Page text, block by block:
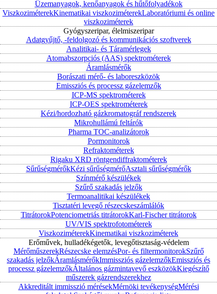
Üzemanyagok, kenőanyagok és hűtőfolyadékok
ViszkoziméterekKinematikai viszkoziméterekLaboratóriumi és online
viszkoziméterek
Gyógyszeripar, élelmiszeripar
Adatgyűjtő, -feldolgozó és kommunikációs szoftverek
Analitikai- és Táramérlegek
Atomabszorpciós (AAS) spektrométerek
Áramlásmérők
Borászati mérő- és laboreszközök
Emissziós és processz gázelemzők
ICP-MS spektrométerek
ICP-OES spektrométerek
Kézi/hordozható gázkromatográf rendszerek
Mikrohullámú feltárók
Pharma TOC-analizátorok
Pormonitorok
Refraktométerek
Rigaku XRD röntgendiffraktométerek
SűrűségmérőkKézi sűrűségmérőAsztali sűrűségmérők
Színmérő készülékek
Szűrő szakadás jelzők
Termoanalitikai készülékek
Tisztatéri levegő részecskeszámlálók
TitrátorokPotenciometriás titrátorokKarl-Fischer titrátorok
UV/VIS spektrofotométerek
ViszkoziméterekKinematikai viszkoziméterek
Erőművek, hulladékégetők, levegőtisztaság-védelem
MérőműszerekRészecske elemzésPor- és filtermonitorokSzűrő
szakadás jelzőkÁramlásmérőkImmissziós gázelemzőkEmissziós és
processz gázelemzőkÁltalános gázmintavevő eszközökKiegészítő
műszerek gázrendszerekhez
Akkreditált immisszió mérésekMérnöki tevékenységMérési